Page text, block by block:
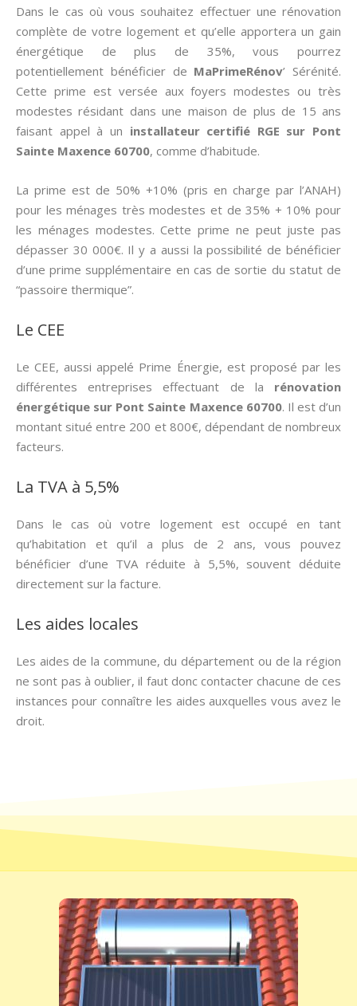
Dans le cas où vous souhaitez effectuer une rénovation
complète de votre logement et qu’elle apportera un gain
énergétique de plus de 35%, vous pourrez
potentiellement bénéficier de MaPrimeRénov’ Sérénité.
Cette prime est versée aux foyers modestes ou très
modestes résidant dans une maison de plus de 15 ans
faisant appel à un installateur certifié RGE sur Pont
Sainte Maxence 60700, comme d’habitude.
La prime est de 50% +10% (pris en charge par l’ANAH)
pour les ménages très modestes et de 35% + 10% pour
les ménages modestes. Cette prime ne peut juste pas
dépasser 30 000€. Il y a aussi la possibilité de bénéficier
d’une prime supplémentaire en cas de sortie du statut de
“passoire thermique”.
Le CEE
Le CEE, aussi appelé Prime Énergie, est proposé par les
différentes entreprises effectuant de la rénovation
énergétique sur Pont Sainte Maxence 60700. Il est d’un
montant situé entre 200 et 800€, dépendant de nombreux
facteurs.
La TVA à 5,5%
Dans le cas où votre logement est occupé en tant
qu’habitation et qu’il a plus de 2 ans, vous pouvez
bénéficier d’une TVA réduite à 5,5%, souvent déduite
directement sur la facture.
Les aides locales
Les aides de la commune, du département ou de la région
ne sont pas à oublier, il faut donc contacter chacune de ces
instances pour connaître les aides auxquelles vous avez le
droit.